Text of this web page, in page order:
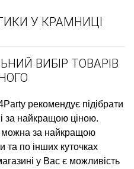
У КРАМНИЦІ
ВИБІР ТОВАРІВ
рекомендує підібрати
за найкращою ціною.
можна за найкращою
та по інших куточках
у Вас є можливість